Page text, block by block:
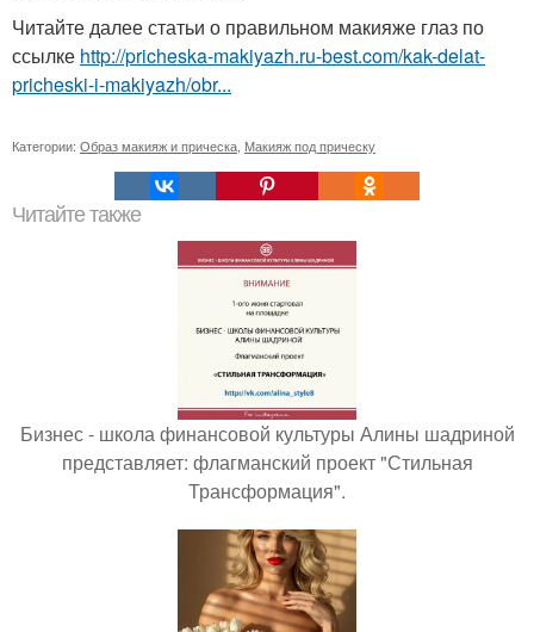
Читайте далее статьи о правильном макияже глаз по
ссылке http://pricheska-makiyazh.ru-best.com/kak-delat-
pricheski-i-makiyazh/obr...
Категории: Образ макияж и прическа Макияж под прическу
Читайте также
Бизнес - школа финансовой культуры Алины шадриной
представляет: флагманский проект "Стильная
Трансформация".